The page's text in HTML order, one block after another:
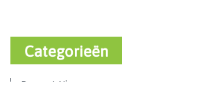
Categorieën
Recent Nieuws